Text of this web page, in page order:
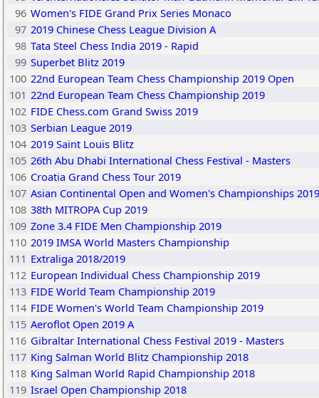
96 Women's FIDE Grand Prix Series Monaco
97 2019 Chinese Chess League Division A
98 Tata Steel Chess India 2019 - Rapid
99 Superbet Blitz 2019
100 22nd European Team Chess Championship 2019 Open
101 22nd European Team Chess Championship 2019
102 FIDE Chess.com Grand Swiss 2019
103 Serbian League 2019
104 2019 Saint Louis Blitz
105 26th Abu Dhabi International Chess Festival - Masters
106 Croatia Grand Chess Tour 2019
107 Asian Continental Open and Women's Championships 2019
108 38th MITROPA Cup 2019
109 Zone 3.4 FIDE Men Championship 2019
110 2019 IMSA World Masters Championship
111 Extraliga 2018/2019
112 European Individual Chess Championship 2019
113 FIDE World Team Championship 2019
114 FIDE Women's World Team Championship 2019
115 Aeroflot Open 2019 A
116 Gibraltar International Chess Festival 2019 - Masters
117 King Salman World Blitz Championship 2018
118 King Salman World Rapid Championship 2018
119 Israel Open Championship 2018